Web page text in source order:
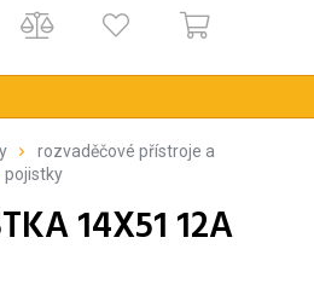
rozvaděčové přístroje a
pojistky
14X51 12A